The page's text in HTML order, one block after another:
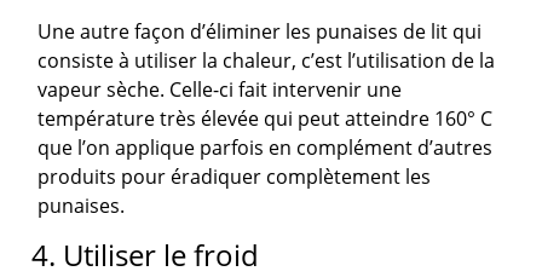
Une autre façon d’éliminer les punaises de lit qui
consiste à utiliser la chaleur, c’est l’utilisation de la
vapeur sèche. Celle-ci fait intervenir une
température très élevée qui peut atteindre 160° C
que l’on applique parfois en complément d’autres
produits pour éradiquer complètement les
punaises.
4. Utiliser le froid